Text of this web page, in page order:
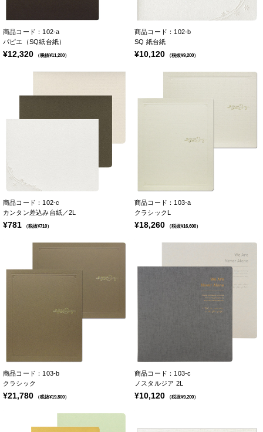
商品コード：102-a
パピエ（SQ紙台紙）
¥12,320 （税抜¥11,200）
商品コード：102-b
SQ 紙台紙
¥10,120 （税抜¥9,200）
商品コード：102-c
カンタン差込み台紙／2L
¥781 （税抜¥710）
商品コード：103-a
クラシックL
¥18,260 （税抜¥16,600）
商品コード：103-b
クラシック
¥21,780 （税抜¥19,800）
商品コード：103-c
ノスタルジア 2L
¥10,120 （税抜¥9,200）